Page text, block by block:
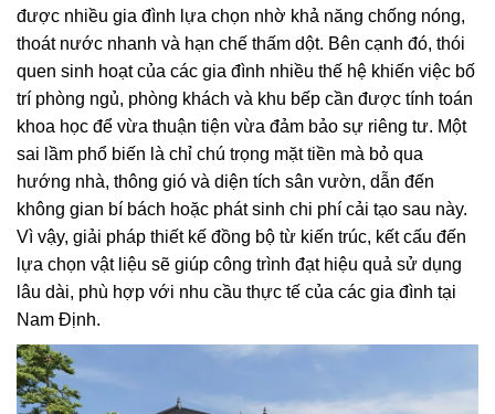
được nhiều gia đình lựa chọn nhờ khả năng chống nóng,
thoát nước nhanh và hạn chế thấm dột. Bên cạnh đó, thói
quen sinh hoạt của các gia đình nhiều thế hệ khiến việc bố
trí phòng ngủ, phòng khách và khu bếp cần được tính toán
khoa học để vừa thuận tiện vừa đảm bảo sự riêng tư. Một
sai lầm phổ biến là chỉ chú trọng mặt tiền mà bỏ qua
hướng nhà, thông gió và diện tích sân vườn, dẫn đến
không gian bí bách hoặc phát sinh chi phí cải tạo sau này.
Vì vậy, giải pháp thiết kế đồng bộ từ kiến trúc, kết cấu đến
lựa chọn vật liệu sẽ giúp công trình đạt hiệu quả sử dụng
lâu dài, phù hợp với nhu cầu thực tế của các gia đình tại
Nam Định.